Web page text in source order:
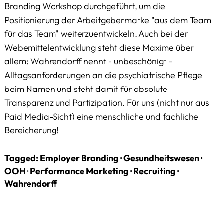
Branding Workshop durchgeführt, um die
Positionierung der Arbeitgebermarke "aus dem Team
für das Team" weiterzuentwickeln. Auch bei der
Webemittelentwicklung steht diese Maxime über
allem: Wahrendorff nennt - unbeschönigt -
Alltagsanforderungen an die psychiatrische Pflege
beim Namen und steht damit für absolute
Transparenz und Partizipation. Für uns (nicht nur aus
Paid Media-Sicht) eine menschliche und fachliche
Bereicherung!
Tagged:Employer Branding·Gesundheitswesen·
OOH·Performance Marketing·Recruiting·
Wahrendorff